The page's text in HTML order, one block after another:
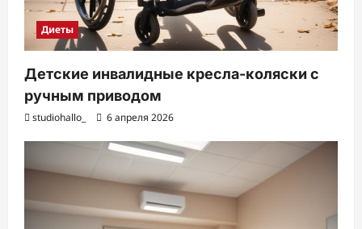
Диеты
Детские инвалидные кресла-коляски с
ручным приводом
studiohallo_ 6 апреля 2026